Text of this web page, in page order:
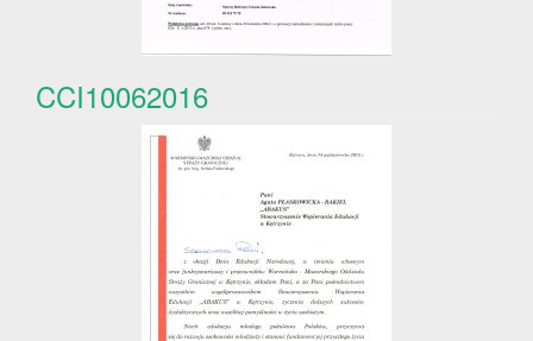
CCI10062016